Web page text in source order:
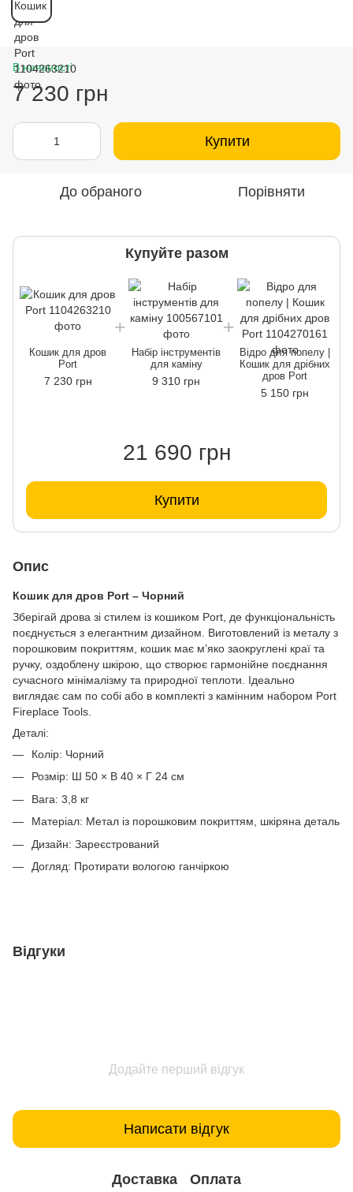
В наявності
7 230 грн
Купити
До обраного Порівняти
Купуйте разом
Кошик для дров
Port
7 230 грн
Набір інструментів
для каміну
9 310 грн
Відро для попелу |
Кошик для дрібних
дров Port
5 150 грн
21 690 грн
Купити
Опис
Кошик для дров Port – Чорний
Зберігай дрова зі стилем із кошиком Port, де функціональність
поєднується з елегантним дизайном. Виготовлений із металу з
порошковим покриттям, кошик має м’яко заокруглені краї та
ручку, оздоблену шкірою, що створює гармонійне поєднання
сучасного мінімалізму та природної теплоти. Ідеально
виглядає сам по собі або в комплекті з камінним набором Port
Fireplace Tools.
Деталі:
Колір: Чорний
Розмір: Ш 50 × В 40 × Г 24 см
Вага: 3,8 кг
Матеріал: Метал із порошковим покриттям, шкіряна деталь
Дизайн: Зареєстрований
Догляд: Протирати вологою ганчіркою
Відгуки
Додайте перший відгук
Написати відгук
Доставка Оплата